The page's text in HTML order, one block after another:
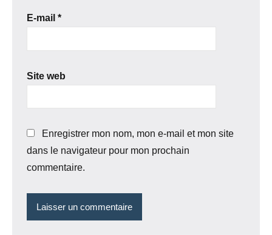
E-mail *
Site web
Enregistrer mon nom, mon e-mail et mon site
dans le navigateur pour mon prochain
commentaire.